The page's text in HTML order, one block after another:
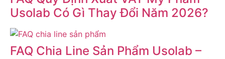
Usolab Có Gì Thay Đổi Năm 2026?
FAQ Chia Line Sản Phẩm Usolab –